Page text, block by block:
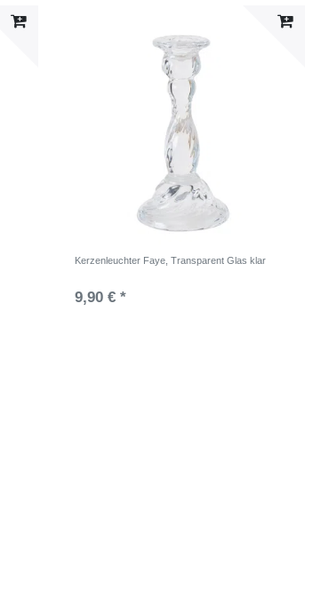
Kerzenleuchter Faye, Transparent Glas klar
9,90 € *